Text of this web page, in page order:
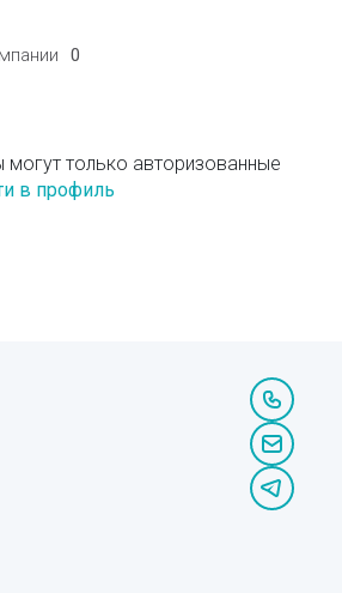
0
могут только авторизованные
в профиль